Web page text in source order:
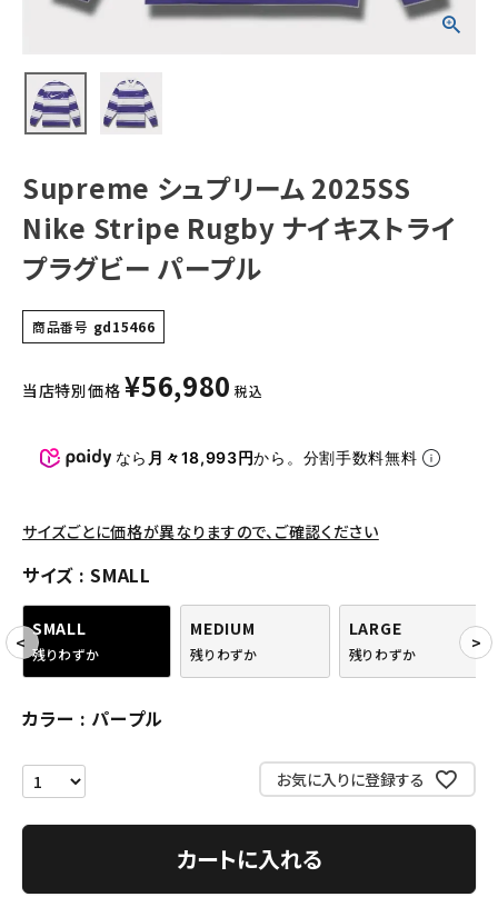
Tシャツ・ロングスリーブ
パーカー・トレーナー
キャップ・ハット
ニット帽・ビーニー
その他バッグ類
スニーカー・ブーツ
COLLABORATION BRAND
SEASON
CONTENTS
ようこそ ゲスト 様
meeting_room ログイン
Follow us
Supreme シュプリーム 2025SS
Nike Stripe Rugby ナイキストライ
プラグビー パープル
商品番号 gd15466
当店特別価格 ¥56,980 税込
なら 月々18,993円から。分割手数料無料
サイズごとに価格が異なりますので、ご確認ください
サイズ SMALL
SMALL
残りわずか
MEDIUM
残りわずか
LARGE
残りわずか
カラー パープル
お気に入りに登録する
カートに入れる